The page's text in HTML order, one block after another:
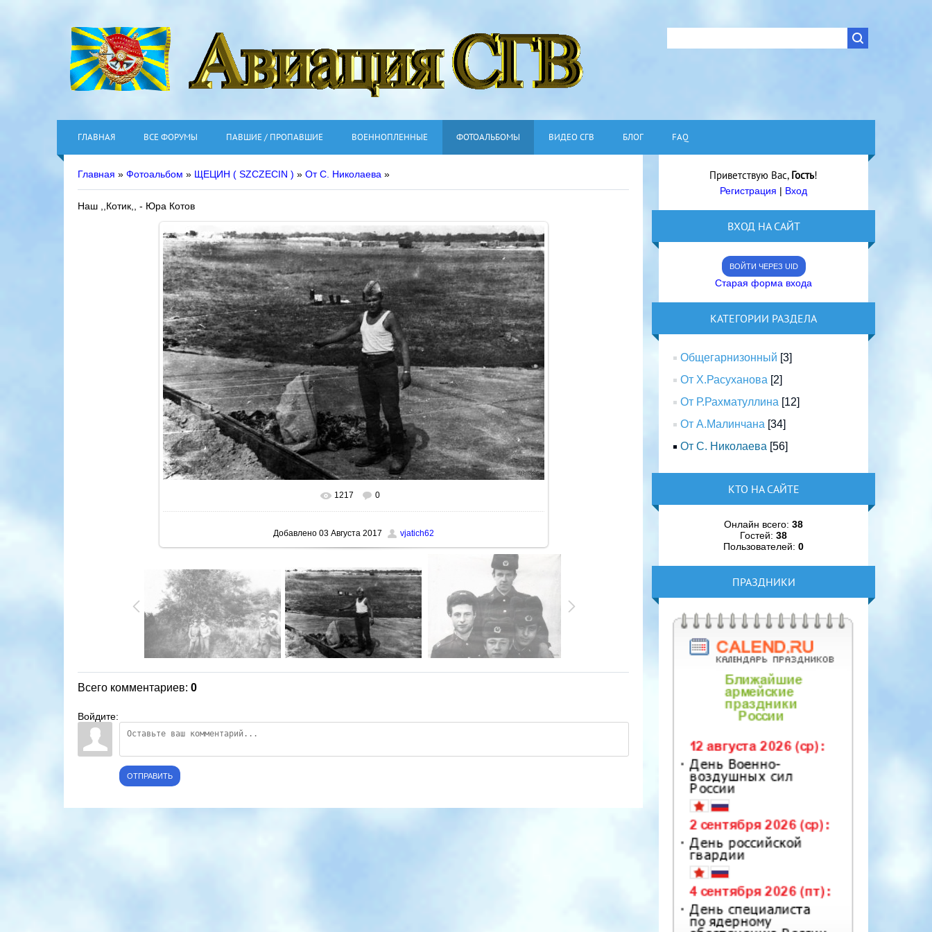
ГЛАВНАЯ ВСЕ ФОРУМЫ ПАВШИЕ / ПРОПАВШИЕ ВОЕННОПЛЕННЫЕ ФОТОАЛЬБОМЫ ВИДЕО СГВ БЛОГ FAQ
Главная » Фотоальбом » ЩЕЦИН ( SZCZECIN ) » От С. Николаева »
Наш ,,Котик,, - Юра Котов
В реальном размере 1000x667
1217 0
Добавлено03 Августа 2017 vjatich62
Всего комментариев: 0
Войдите:
ОТПРАВИТЬ
Приветствую Вас, Гость!
Регистрация | Вход
ВХОД НА САЙТ
ВОЙТИ ЧЕРЕЗ UID
Старая форма входа
КАТЕГОРИИ РАЗДЕЛА
Общегарнизонный [3]
От Х.Расуханова [2]
От Р.Рахматуллина [12]
От А.Малинчана [34]
От С. Николаева [56]
КТО НА САЙТЕ
Онлайн всего:38
Гостей:38
Пользователей:0
ПРАЗДНИКИ